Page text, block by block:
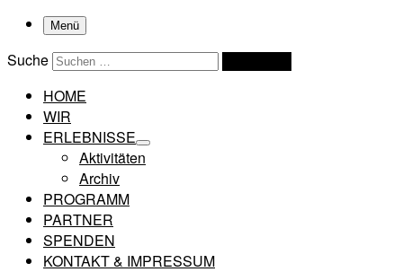
Menü
Suche
HOME
WIR
ERLEBNISSE
Aktivitäten
Archiv
PROGRAMM
PARTNER
SPENDEN
KONTAKT & IMPRESSUM